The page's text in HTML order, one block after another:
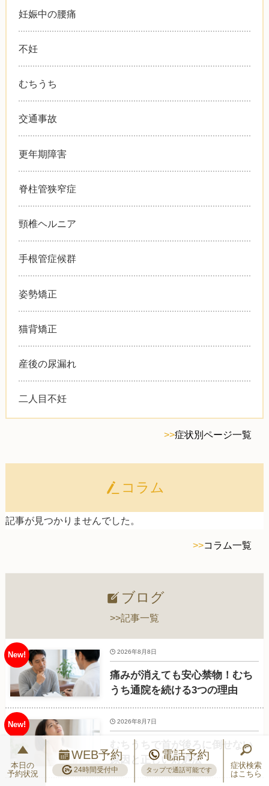
妊娠中の腰痛
不妊
むちうち
交通事故
更年期障害
脊柱管狭窄症
頸椎ヘルニア
手根管症候群
姿勢矯正
猫背矯正
産後の尿漏れ
二人目不妊
>>症状別ページ一覧
コラム
記事が見つかりませんでした。
>>コラム一覧
ブログ
>>記事一覧
痛みが消えても安心禁物！むち
うち通院を続ける3つの理由
2026年8月8日
むちうちで首が後ろに倒せない
原因と正しい対処法
2026年8月7日
本日の
予約状況
WEB予約
24時間受付中
電話予約
タップで通話可能です
症状検索
はこちら